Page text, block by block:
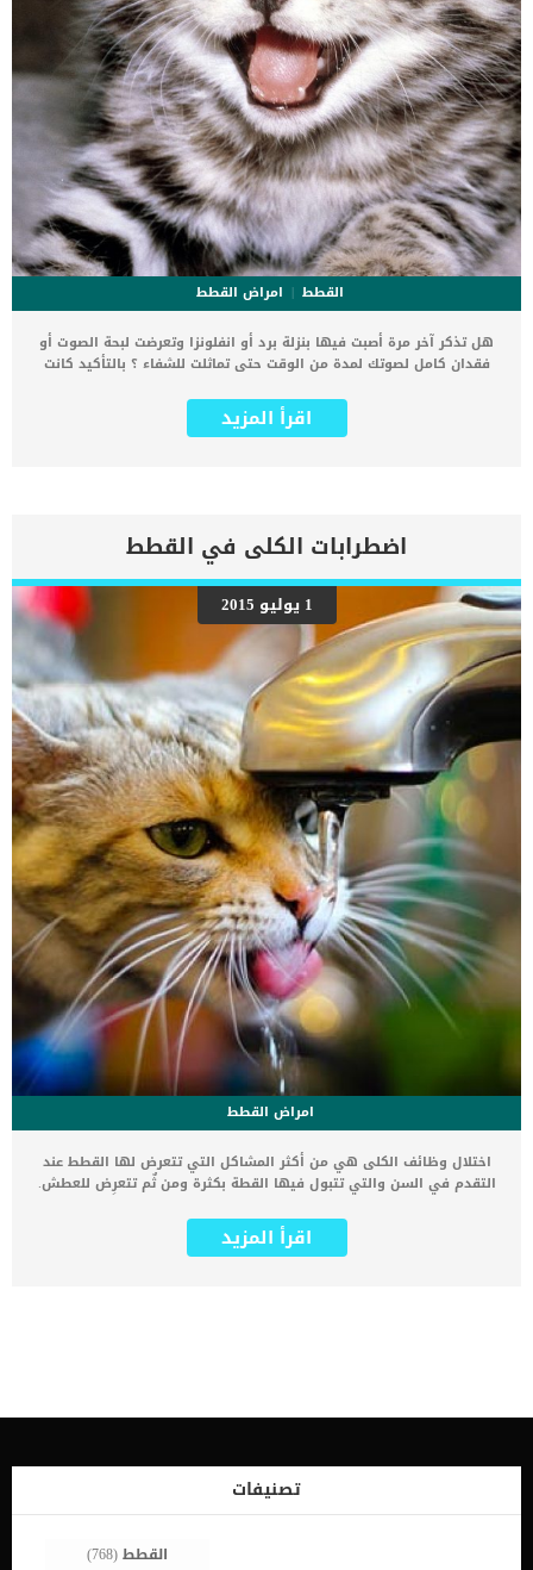
القطط
امراض القطط
هل تذكر آخر مرة أصبت فيها بنزلة برد أو انفلونزا وتعرضت لبحة الصوت أو
فقدان كامل لصوتك لمدة من الوقت حتى تماثلت للشفاء ؟ بالتأكيد كانت
وكذلك فهي مشكلة صحية خطيرة قد تتطور إذا لم يتم علاجها. الأمر قد
يتكرر بالنسبة للقطط، بحة الصوت في القطط أو تغير صوت مواء القطط قد
تغلق القصبة الهوائية ولذلك لا يستطيع الحيوان التنفس أثناء اصدار
الأصوات، وكذلك الأمر بالنسبة للإنسان. لكن هناك ميزة فريدة في القطط،
لأن الأحبال الصوتية للقطط مبطنة بغشاء إضافي وهو الذي يصدر صوت
القرقرة المميز للقطط، وعند إصدار هذا الصوت تستطيع القطط التنفس
في نفس وقت إصدار الصوت وهذه ميزة استثنائية بالنسبة للقطط. أسباب
بحة الصوت في القطط : علاج التهاب الحلق عند القطط بعد معرفتك
لتقنية إصدار الصوت عند قطتك، فإن بحة الصوت في القطط سببها أي
إعتراض أو تعطيل لحركة الأحبال الصوتية ومنعها من الإهتزاز. تنقسم
أسباب بحة الصوت […]
اقرأ المزيد
اضطرابات الكلى في القطط
1 يوليو 2015
امراض القطط
اختلال وظائف الكلى هي من أكثر المشاكل التي تتعرض لها القطط عند
التقدم في السن والتي تتبول فيها القطة بكثرة ومن ثٌم تتعرض للعطش.
عند القطط 22 ديسمبر، 2023 مقال عن الفشل الكلوى المزمن عند
القطط 21 ديسمبر، 2023 حلول البقع السوداء فى عيون القطط 21 ديسمبر،
اقرأ المزيد
تصنيفات
القطط(768)